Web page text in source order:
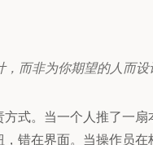
，而非为你期望的人而
式。当一个人推了一
，错在界面。当操作员